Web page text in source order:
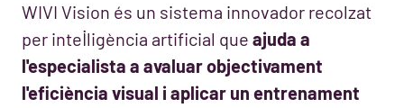
WIVI Vision és un sistema innovador recolzat
per intel·ligència artificial que ajuda a
l'especialista a avaluar objectivament
l'eficiència visual i aplicar un entrenament